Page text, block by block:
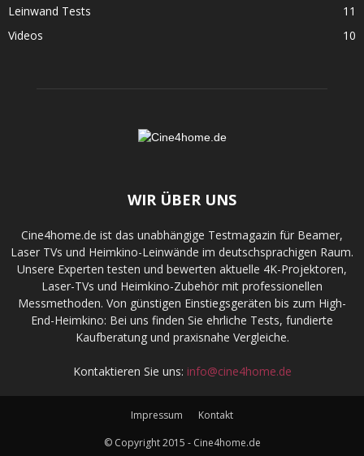
Leinwand Tests
11
Videos
10
WIR ÜBER UNS
Cine4home.de ist das unabhängige Testmagazin für Beamer,
Laser TVs und Heimkino-Leinwände im deutschsprachigen Raum.
Unsere Experten testen und bewerten aktuelle 4K-Projektoren,
Laser-TVs und Heimkino-Zubehör mit professionellen
Messmethoden. Von günstigen Einstiegsgeräten bis zum High-
End-Heimkino: Bei uns finden Sie ehrliche Tests, fundierte
Kaufberatung und praxisnahe Vergleiche.
Kontaktieren Sie uns: info@cine4home.de
Impressum
Kontakt
© Copyright 2015 - Cine4home.de